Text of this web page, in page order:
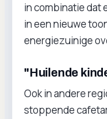
in combinatie dat
in een nieuwe
energiezuinige
"Huilende
Ook in andere
stoppende